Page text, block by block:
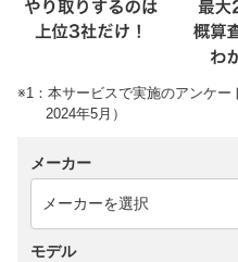
※1：本サービスで実施のアンケー
2024年5月）
メーカー
モデル